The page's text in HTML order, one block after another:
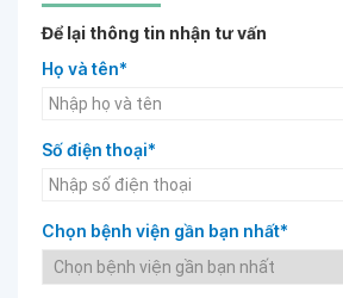
Để lại thông tin nhận tư vấn
Họ và tên*
Số điện thoại*
Chọn bệnh viện gần bạn nhất*